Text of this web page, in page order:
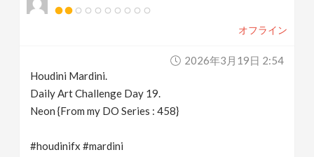
オフライン
2026年3月19日 2:54
Houdini Mardini.
Daily Art Challenge Day 19.
Neon {From my DO Series : 458}
#houdinifx #mardini